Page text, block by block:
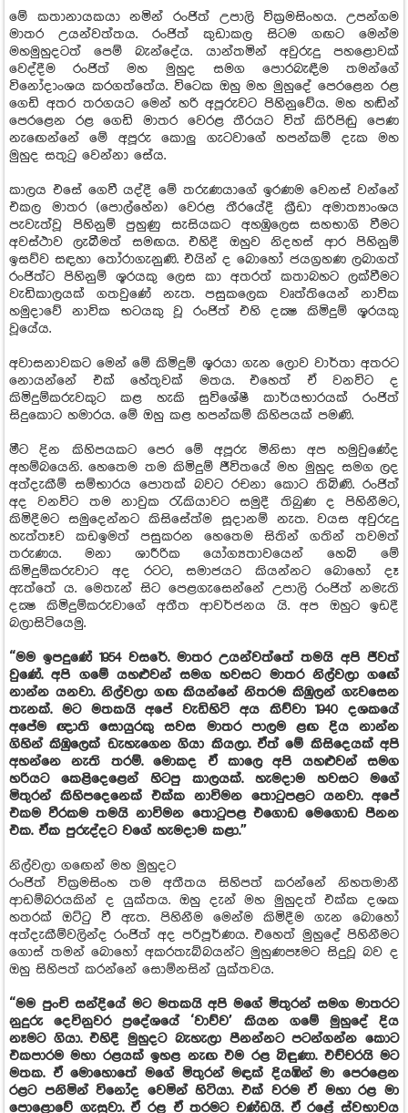
මේ කතානායකයා නමින් රංජිත් උපාලි වික්‍රමසිංහය. උපන්ගම
මාතර උයන්වත්තය. රංජිත් කුඩාකල සිටම ගඟට මෙන්ම
මහමුහුදටත් පෙම් බැන්දේය. යාන්තමින් අවුරුදු පහළොවක්
වෙද්දීම රංජිත් මහ මුහුද සමග පොරබැඳීම තමන්ගේ
විනෝදාංශය කරගත්තේය. විටෙක ඔහු මහ මුහුදේ පෙරළෙන රළ
ගෙඩි අතර තරගයට මෙන් හරි අපූරුවට පිහිනුවේය. මහ හඬින්
පෙරළෙන රළ ගෙඩි මාතර වෙරළ තීරයට විත් කිරිපිඬු පෙණ
නැඟෙන්නේ මේ අපූරු කොලු ගැටවාගේ හපන්කම් දැක මහ
මුහුද සතුටු වෙන්නා සේය.
කාලය එසේ ගෙවී යද්දී මේ තරුණයාගේ ඉරණම වෙනස් වන්නේ
එකල මාතර (පොල්හේන) වෙරළ තීරයේදී ක්‍රීඩා අමාත්‍යාංශය
පැවැත්වූ පිහිනුම් පුහුණු සැසියකට අහඹුලෙස සහභාගි වීමට
අවස්ථාව ලැබීමත් සමඟය. එහිදී ඔහුව නිදහස් ආර පිහිනුම්
ඉසව්ව සඳහා තෝරාගැනුණි. එයින් ද බොහෝ ජයග්‍රහණ ලබාගත්
රංජිත්ට පිහිනුම් ශූරයකු ලෙස කා අතරත් කතාබහට ලක්වීමට
වැඩිකාලයක් ගතවුණේ නැත. පසුකලෙක වෘත්තියෙන් නාවික
හමුදාවේ නාවික භටයකු වූ රංජිත් එහි දක්‍ෂ කිමිදුම් ශූරයකු
වූයේය.
අවාසනාවකට මෙන් මේ කිමිදුම් ශූරයා ගැන ලොව වාර්තා අතරට
නොයන්නේ එක් හේතුවක් මතය. එහෙත් ඒ වනවිට ද
කිමිදුම්කරුවකුට කළ හැකි සුවිශේෂී කාර්යභාරයක් රංජිත්
සිදුකොට හමාරය. මේ ඔහු කළ හපන්කම් කිහිපයක් පමණි.
මීට දින කිහිපයකට පෙර මේ අපූරු මිනිසා අප හමුවුණේද
අහම්බයෙනි. හෙතෙම තම කිමිදුම් ජීවිතයේ මහ මුහුද සමග ලද
අත්දැකීම් සම්භාරය පොතක් බවට රචනා කොට තිබිණි. රංජිත්
අද වනවිට තම නාවුක රැකියාවට සමුදී තිබුණ ද පිහිනීමට,
කිමිදීමට සමුදෙන්නට කිසිසේත්ම සූදානම් නැත. වයස අවුරුදු
හැත්තෑව කඩඉමත් පසුකරන හෙතෙම සිතින් ගතින් තවමත්
තරුණය. මනා ශාරීරික යෝග්‍යතාවයෙන් හෙබි මේ
කිමිදුම්කරුවාට අද රටට, සමාජයට කියන්නට බොහෝ දෑ
ඇත්තේ ය. මෙතැන් සිට පෙළගැසෙන්නේ උපාලි රංජිත් නමැති
දක්‍ෂ කිමිදුම්කරුවාගේ අතීත ආවර්ජනය යි. අප ඔහුට ඉඩදී
බලාසිටියෙමු.
“මම ඉපදුණේ 1954 වසරේ. මාතර උයන්වත්තේ තමයි අපි ජීවත්
වුණේ. අපි ගමේ යහළුවන් සමග හවසට මාතර නිල්වලා ගඟේ
නාන්න යනවා. නිල්වලා ගඟ කියන්නේ නිතරම කිඹුලන් ගැවසෙන
තැනක්. මට මතකයි අපේ වැඩිහිටි අය කිව්වා 1940 දශකයේ
අපේම ඥාති සොයුරකු සවස මාතර පාලම ළඟ දිය නාන්න
ගිහින් කිඹුලෙක් ඩැහැගෙන ගියා කියලා. ඒත් මේ කිසිදෙයක් අපි
අහන්නෙ නැති තරම්. මොකද ඒ කාලෙ අපි යහළුවන් සමග
හරියට කෙළිදෙළෙන් හිටපු කාලයක්. හැමදාම හවසට මගේ
මිතුරන් කිහිපදෙනෙක් එක්ක නාවිමන තොටුපළට යනවා. අපේ
එකම වීරකම තමයි නාවිමන තොටුපළ එගොඩ මෙගොඩ පීනන
එක. ඒක පුරුද්දට වගේ හැමදාම කළා.”
නිල්වලා ගඟෙන් මහ මුහුදට
රංජිත් වික්‍රමසිංහ තම අතීතය සිහිපත් කරන්නේ නිහතමානී
ආඩම්බරයකින් ද යුක්තය. ඔහු දැන් මහ මුහුදත් එක්ක දශක
හතරක් ඔට්ටු වී ඇත. පිහිනීම මෙන්ම කිමිදීම ගැන බොහෝ
අත්දැකීම්වලින්ද රංජිත් අද පරිපූර්ණය. එහෙත් මුහුදේ පිහිනීමට
ගොස් තමන් බොහෝ අකරතැබ්බයන්ට මුහුණපෑමට සිදුවූ බව ද
ඔහු සිහිපත් කරන්නේ සොම්නසින් යුක්තවය.
“මම පුංචි සන්දියේ මට මතකයි අපි මගේ මිතුරන් සමග මාතරට
නුදුරු දෙවිනුවර ප්‍රදේශයේ ‘වාව්ව’ කියන ගමේ මුහුදේ දිය
නෑමට ගියා. එහිදී මුහුදට බැහැලා පීනන්නට පටන්ගන්න කොට
එකපාරම මහා රළයක් ඉහළ නැඟ එම රළ බිඳුණා. එච්චරයි මට
මතක. ඒ මොහොතේ මගේ මිතුරන් මඳක් දියඹින් මා පෙරළෙන
රළට පනිමින් විනෝද වෙමින් හිටියා. එක් වරම ඒ මහා රළ මා
පොළොවේ ගැසුවා. ඒ රළ ඒ තරමට චණ්ඩයි. ඒ රළේ ස්වභාවය